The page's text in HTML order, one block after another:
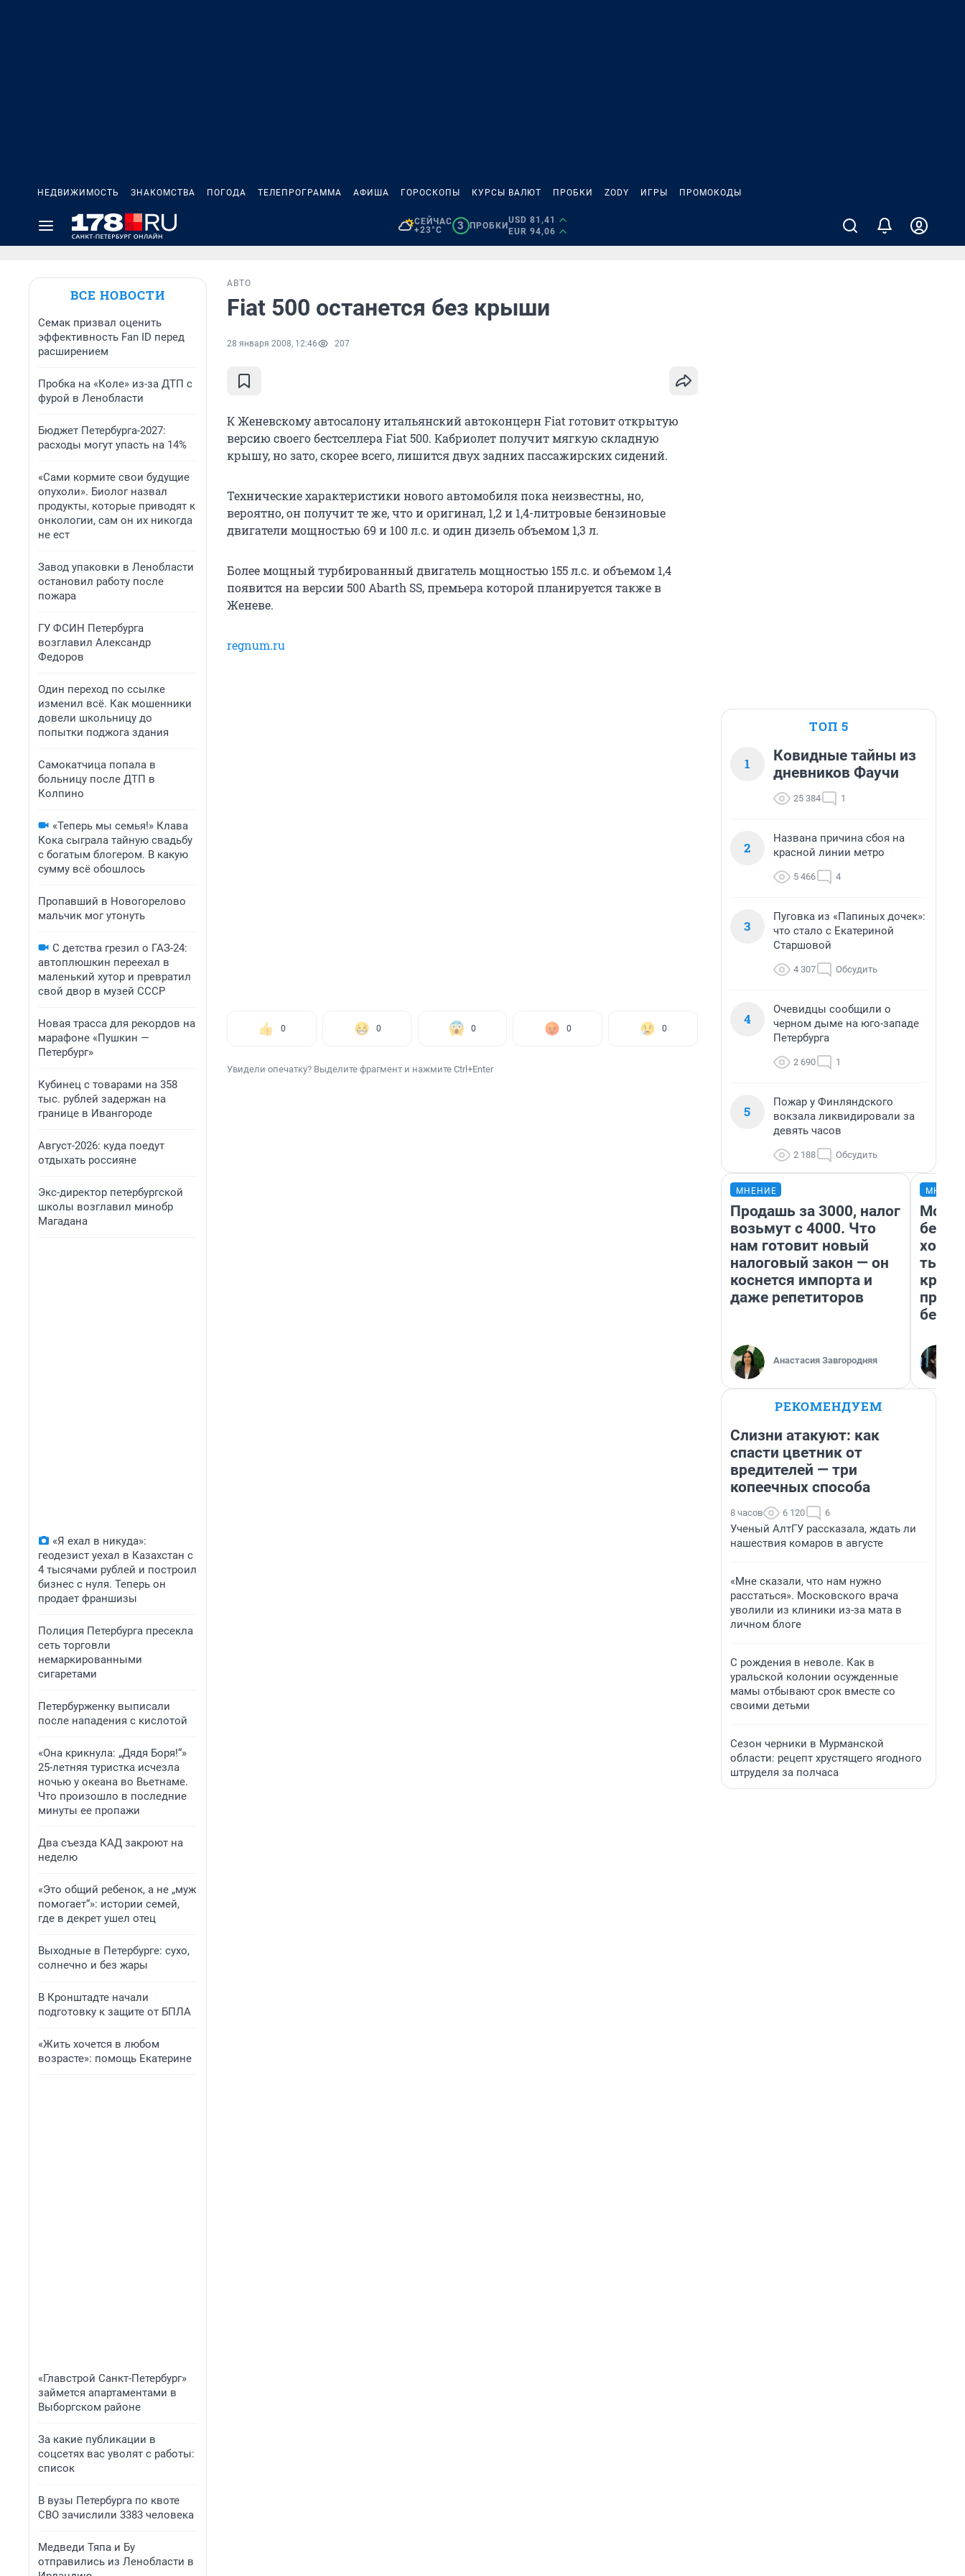
НЕДВИЖИМОСТЬ ЗНАКОМСТВА ПОГОДА ТЕЛЕПРОГРАММА АФИША ГОРОСКОПЫ КУРСЫ ВАЛЮТ ПРОБКИ ZODY ИГРЫ ПРОМОКОДЫ
СЕЙЧАС
+23°C
3 ПРОБКИ
USD 81,41
EUR 94,06
ВСЕ НОВОСТИ
Семак призвал оценить
эффективность Fan ID перед
расширением
Пробка на «Коле» из-за ДТП с
фурой в Ленобласти
Бюджет Петербурга-2027:
расходы могут упасть на 14%
«Сами кормите свои будущие
опухоли». Биолог назвал
продукты, которые приводят к
онкологии, сам он их никогда
не ест
Завод упаковки в Ленобласти
остановил работу после
пожара
ГУ ФСИН Петербурга
возглавил Александр
Федоров
Один переход по ссылке
изменил всё. Как мошенники
довели школьницу до
попытки поджога здания
Самокатчица попала в
больницу после ДТП в
Колпино
«Теперь мы семья!» Клава
Кока сыграла тайную свадьбу
с богатым блогером. В какую
сумму всё обошлось
Пропавший в Новогорелово
мальчик мог утонуть
С детства грезил о ГАЗ-24:
автоплюшкин переехал в
маленький хутор и превратил
свой двор в музей СССР
Новая трасса для рекордов на
марафоне «Пушкин —
Петербург»
Кубинец с товарами на 358
тыс. рублей задержан на
границе в Ивангороде
Август-2026: куда поедут
отдыхать россияне
Экс-директор петербургской
школы возглавил минобр
Магадана
«Я ехал в никуда»:
геодезист уехал в Казахстан с
4 тысячами рублей и построил
бизнес с нуля. Теперь он
продает франшизы
Полиция Петербурга пресекла
сеть торговли
немаркированными
сигаретами
Петербурженку выписали
после нападения с кислотой
«Она крикнула: „Дядя Боря!“»
25-летняя туристка исчезла
ночью у океана во Вьетнаме.
Что произошло в последние
минуты ее пропажи
Два съезда КАД закроют на
неделю
«Это общий ребенок, а не „муж
помогает“»: истории семей,
где в декрет ушел отец
Выходные в Петербурге: сухо,
солнечно и без жары
В Кронштадте начали
подготовку к защите от БПЛА
«Жить хочется в любом
возрасте»: помощь Екатерине
«Главстрой Санкт-Петербург»
займется апартаментами в
Выборгском районе
За какие публикации в
соцсетях вас уволят с работы:
список
В вузы Петербурга по квоте
СВО зачислили 3383 человека
Медведи Тяпа и Бу
отправились из Ленобласти в
АВТО
Fiat 500 останется без крыши
28 января 2008, 12:46 207
К Женевскому автосалону итальянский автоконцерн Fiat готовит открытую
версию своего бестселлера Fiat 500. Кабриолет получит мягкую складную
крышу, но зато, скорее всего, лишится двух задних пассажирских сидений.
Технические характеристики нового автомобиля пока неизвестны, но,
вероятно, он получит те же, что и оригинал, 1,2 и 1,4-литровые бензиновые
двигатели мощностью 69 и 100 л.с. и один дизель объемом 1,3 л.
Более мощный турбированный двигатель мощностью 155 л.с. и объемом 1,4
появится на версии 500 Abarth SS, премьера которой планируется также в
Женеве.
regnum.ru
0 0 0 0 0
Увидели опечатку? Выделите фрагмент и нажмите Ctrl+Enter
ТОП 5
1
Ковидные тайны из
дневников Фаучи
25 384 1
2
Названа причина сбоя на
красной линии метро
5 466 4
3
Пуговка из «Папиных дочек»:
что стало с Екатериной
Старшовой
4 307 Обсудить
4
Очевидцы сообщили о
черном дыме на юго-западе
Петербурга
2 690 1
5
Пожар у Финляндского
вокзала ликвидировали за
девять часов
2 188 Обсудить
МНЕНИЕ
Продашь за 3000, налог
возьмут с 4000. Что
нам готовит новый
налоговый закон — он
коснется импорта и
даже репетиторов
Анастасия Завгородняя
Мой
РЕКОМЕНДУЕМ
Слизни атакуют: как
спасти цветник от
вредителей — три
копеечных способа
8 часов 6 120 6
Ученый АлтГУ рассказала, ждать ли
нашествия комаров в августе
«Мне сказали, что нам нужно
расстаться». Московского врача
уволили из клиники из-за мата в
личном блоге
С рождения в неволе. Как в
уральской колонии осужденные
мамы отбывают срок вместе со
своими детьми
Сезон черники в Мурманской
области: рецепт хрустящего ягодного
штруделя за полчаса